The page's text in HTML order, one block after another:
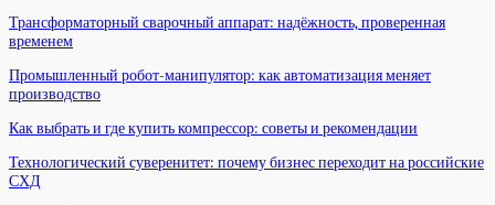
Трансформаторный сварочный аппарат: надёжность, проверенная
временем
Промышленный робот-манипулятор: как автоматизация меняет
производство
Как выбрать и где купить компрессор: советы и рекомендации
Технологический суверенитет: почему бизнес переходит на российские
СХД